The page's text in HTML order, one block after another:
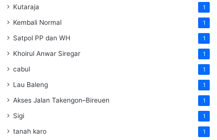
Kutaraja 1
Kembali Normal 1
Satpol PP dan WH 1
Khoirul Anwar Siregar 1
cabul 1
Lau Baleng 1
Akses Jalan Takengon–Bireuen 1
Sigi 1
tanah karo 1